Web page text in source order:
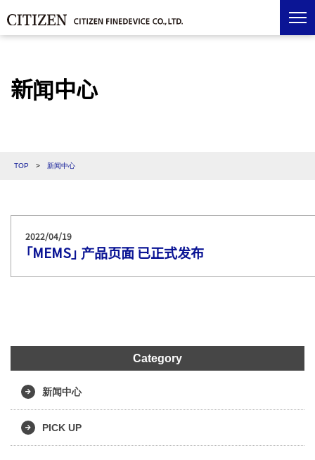
新闻中心
TOP > 新闻中心
2022/04/19
「MEMS」 产品页面 已正式发布
Category
新闻中心
PICK UP